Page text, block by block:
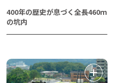
400年の歴史が息づく全長460ｍ
の坑内